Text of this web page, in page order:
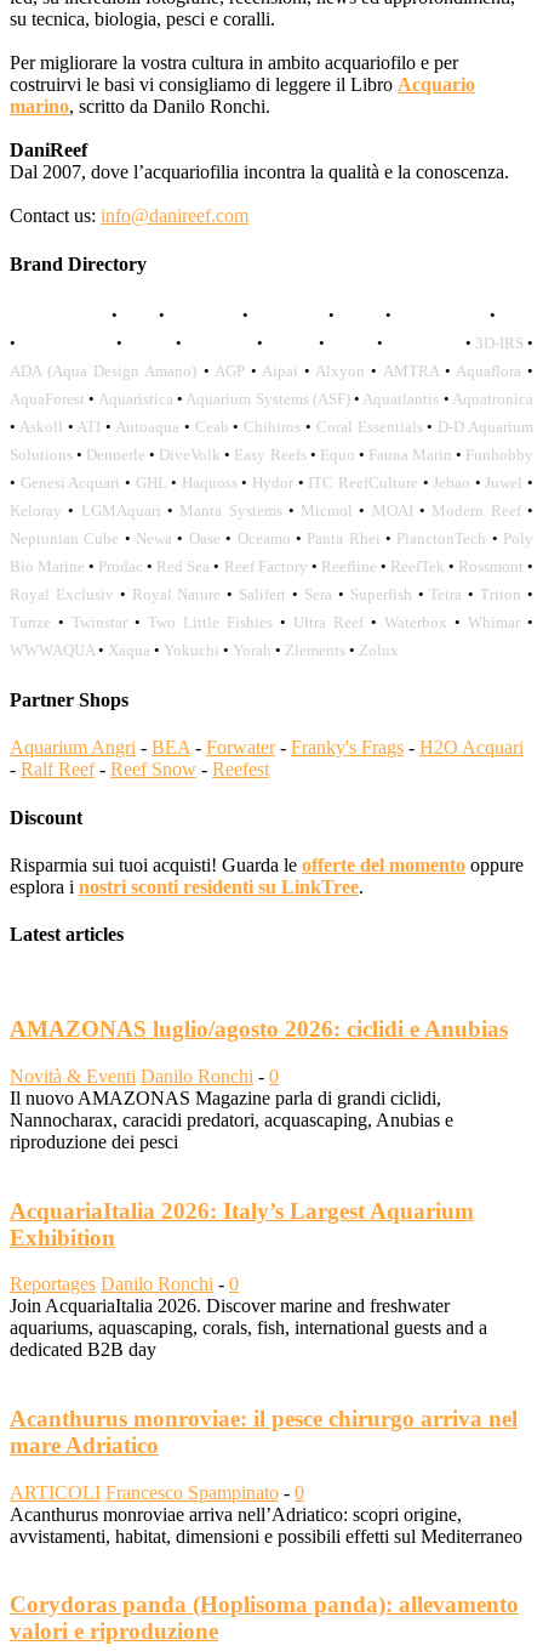
su tecnica, biologia, pesci e coralli.
Per migliorare la vostra cultura in ambito acquariofilo e per
costruirvi le basi vi consigliamo di leggere il Libro Acquario
marino, scritto da Danilo Ronchi.
DaniReef
Dal 2007, dove l’acquariofilia incontra la qualità e la conoscenza.
Contact us: info@danireef.com
Brand Directory
• • • • • •
•
• • • • • • 3D-IRS •
ADA (Aqua Design Amano) • AGP• Aipai • Alxyon • AMTRA• Aquaflora •
AquaForest • Aquaristica • Aquarium Systems (ASF)• Aquatlantis • Aquatronica
• Askoll • ATI • Autoaqua • Ceab • Chihiros • Coral Essentials• D-D Aquarium
Solutions • Dennerle • DiveVolk • Easy Reefs• Equo • Fauna Marin • Funhobby
• Genesi Acquari • GHL • Haquoss• Hydor • ITC ReefCulture •Jebao •Juwel •
Keloray • LGMAquari • Manta Systems• Micmol • MOAI • Modern Reef•
Neptunian Cube • Newa • Oase • Oceamo • Panta Rhei • PlanctonTech • Poly
Bio Marine • Prodac • Red Sea • Reef Factory • Reefline • ReefTek • Rossmont •
Royal Exclusiv • Royal Nature • Salifert • Sera • Superfish •Tetra •Triton •
Tunze • Twinstar • Two Little Fishies • Ultra Reef • Waterbox • Whimar •
WWWAQUA • Xaqua • Yokuchi • Yorah • Zlements • Zolux
Partner Shops
Aquarium Angri - BEA - Forwater- Franky's Frags - H2O Acquari
- Ralf Reef- Reef Snow - Reefest
Discount
Risparmia sui tuoi acquisti! Guarda le offerte del momento oppure
esplora i nostri sconti residenti su LinkTree.
Latest articles
AMAZONAS luglio/agosto 2026: ciclidi e Anubias
Novità & Eventi Danilo Ronchi - 0
Il nuovo AMAZONAS Magazine parla di grandi ciclidi,
Nannocharax, caracidi predatori, acquascaping, Anubias e
riproduzione dei pesci
AcquariaItalia 2026: Italy’s Largest Aquarium
Exhibition
Reportages Danilo Ronchi - 0
Join AcquariaItalia 2026. Discover marine and freshwater
aquariums, aquascaping, corals, fish, international guests and a
dedicated B2B day
Acanthurus monroviae: il pesce chirurgo arriva nel
mare Adriatico
ARTICOLI Francesco Spampinato - 0
Acanthurus monroviae arriva nell’Adriatico: scopri origine,
avvistamenti, habitat, dimensioni e possibili effetti sul Mediterraneo
Corydoras panda (Hoplisoma panda): allevamento
valori e riproduzione